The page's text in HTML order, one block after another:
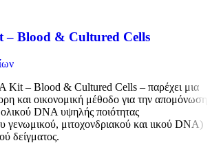
– Blood & Cultured Cells
Kit – Blood & Cultured Cells – παρέχει μια
και οικονομική μέθοδο για την απομόνωση
DNA υψηλής ποιότητας
γενωμικού, μιτοχονδριακού και ιικού DNA)
δείγματος.